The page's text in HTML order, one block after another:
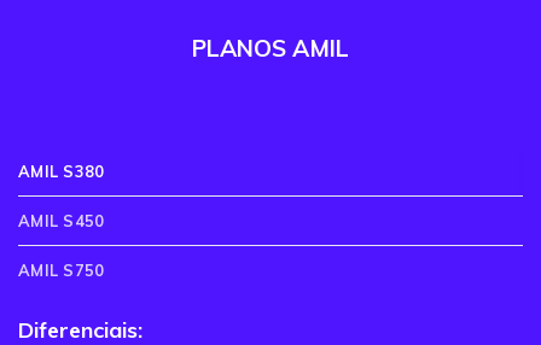
PLANOS AMIL
AMIL S380
AMIL S450
AMIL S750
Diferenciais: